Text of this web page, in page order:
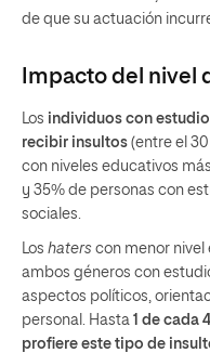
de que su actuación
Impacto del nivel
Los individuos con
recibir insultos (entre el
con niveles educativos
y 35% de personas con
sociales.
Los haters con menor
ambos géneros con
aspectos políticos,
personal. Hasta 1 de cada
profiere este tipo de